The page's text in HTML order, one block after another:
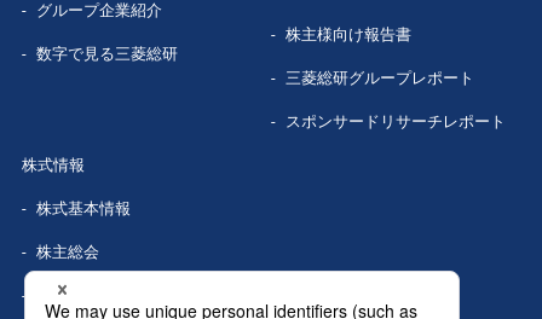
グループ企業紹介
数字で見る三菱総研
株主様向け報告書
三菱総研グループレポート
スポンサードリサーチレポート
株式情報
株式基本情報
株主総会
株式事務手続き